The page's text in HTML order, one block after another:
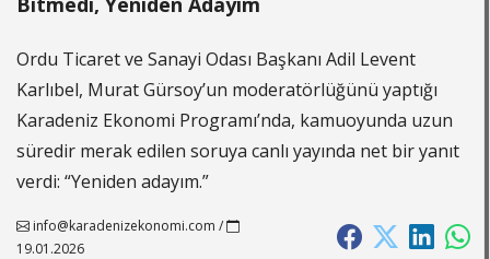
Ordu Ticaret ve Sanayi Odası Başkanı Adil Levent
Karlıbel, Murat Gürsoy’un moderatörlüğünü yaptığı
Karadeniz Ekonomi Programı’nda, kamuoyunda uzun
süredir merak edilen soruya canlı yayında net bir yanıt
verdi: “Yeniden adayım.”
info@karadenizekonomi.com /
19.01.2026